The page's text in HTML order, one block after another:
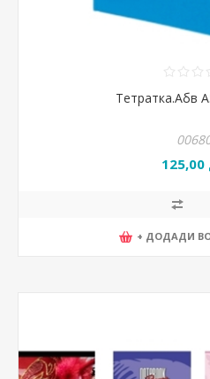
Тетратка.Абв
125,00
+ ДОДАДИ